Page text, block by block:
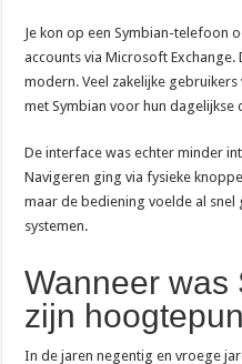
Je kon op een Symbian-telefoon
accounts via Microsoft
modern. Veel zakelijke
met Symbian voor hun dagelijkse
De interface was echter minder
Navigeren ging via fysieke
maar de bediening voelde al
systemen.
Wanneer was
zijn
In de jaren negentig en vroege